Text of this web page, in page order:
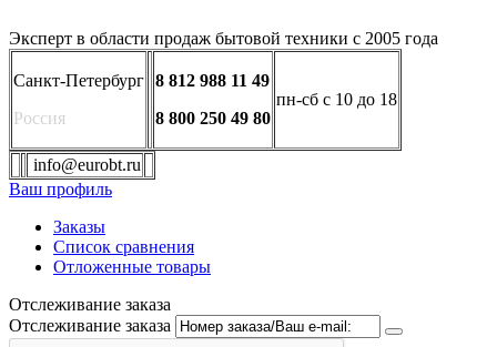
Эксперт в области продаж бытовой техники с 2005 года
Санкт-Петербург
Россия
8 812 988 11 49
8 800 250 49 80
пн-сб с 10 до 18
info@eurobt.ru
Ваш профиль
Заказы
Список сравнения
Отложенные товары
Отслеживание заказа
Отслеживание заказа